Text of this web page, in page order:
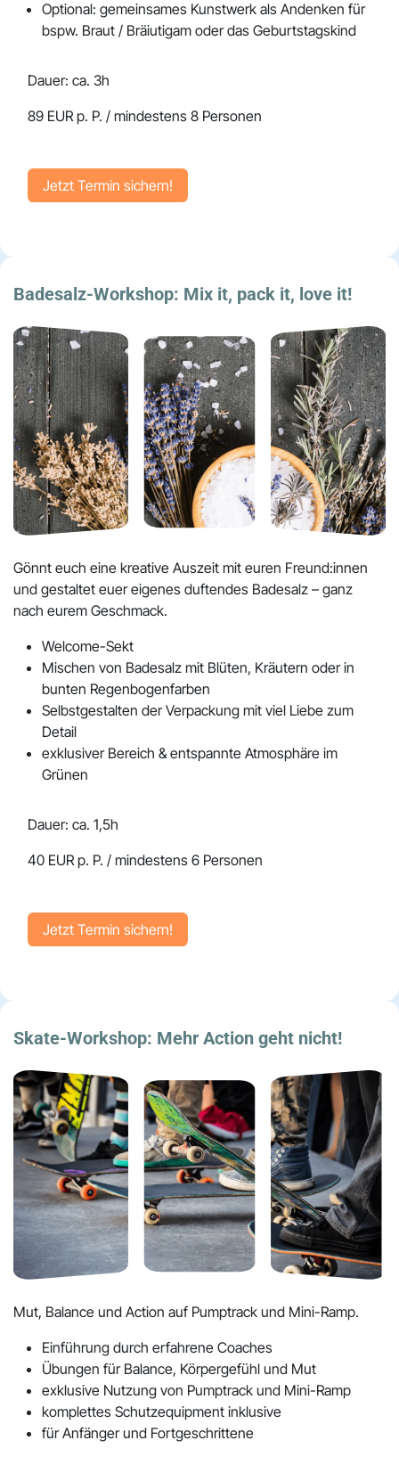
Badesalz-Workshop: Mix it, pack it, love it!
Gönnt euch eine kreative Auszeit mit euren Freund:innen
und gestaltet euer eigenes duftendes Badesalz – ganz
nach eurem Geschmack.
Welcome-Sekt
Mischen von Badesalz mit Blüten, Kräutern oder in
bunten Regenbogenfarben
Selbstgestalten der Verpackung mit viel Liebe zum
Detail
exklusiver Bereich & entspannte Atmosphäre im
Grünen
Dauer: ca. 1,5h
40 EUR p. P. / mindestens 6 Personen
Jetzt Termin sich​​​​ern!
Optional: gemeinsames Kunstwerk als Andenken für
bspw. Braut / Bräiutigam oder das Geburtstagskind
Dauer: ca. 3h
89 EUR p. P. / mindestens 8 Personen
Jetzt Termin sicher​​​​n!
Skate-Workshop: Mehr Action geht nicht!
Mut, Balance und Action auf Pumptrack und Mini-Ramp.
Einführung durch erfahrene Coaches
Übungen für Balance, Körpergefühl und Mut
exklusive Nutzung von Pumptrack und Mini-Ramp
komplettes Schutzequipment inklusive
für Anfänger und Fortgeschrittene